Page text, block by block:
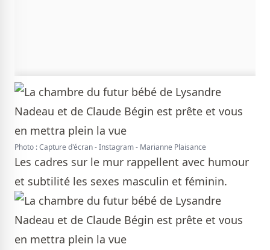
Photo : Capture d'écran - Instagram - Marianne Plaisance
Les cadres sur le mur rappellent avec humour
et subtilité les sexes masculin et féminin.